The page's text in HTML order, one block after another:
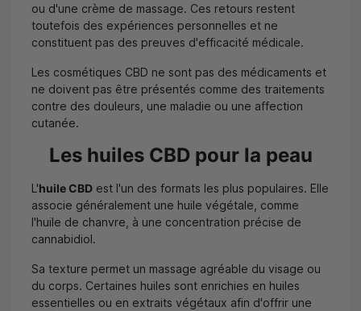
ou d'une crème de massage. Ces retours restent
toutefois des expériences personnelles et ne
constituent pas des preuves d'efficacité médicale.
Les cosmétiques CBD ne sont pas des médicaments et
ne doivent pas être présentés comme des traitements
contre des douleurs, une maladie ou une affection
cutanée.
Les huiles CBD pour la peau
L'huile CBD est l'un des formats les plus populaires. Elle
associe généralement une huile végétale, comme
l'huile de chanvre, à une concentration précise de
cannabidiol.
Sa texture permet un massage agréable du visage ou
du corps. Certaines huiles sont enrichies en huiles
essentielles ou en extraits végétaux afin d'offrir une